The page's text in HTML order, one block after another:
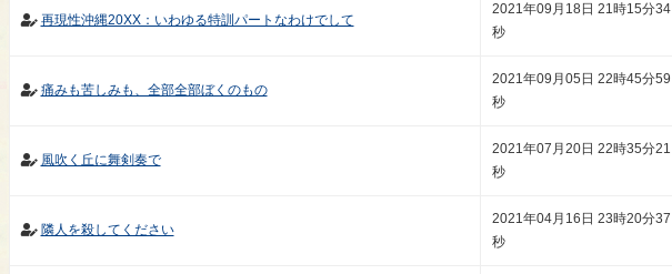
再現性沖縄20XX：いわゆる特訓パートなわけでして
2021年09月18日 21時15分34
秒
痛みも苦しみも、全部全部ぼくのもの
2021年09月05日 22時45分59
秒
風吹く丘に舞剣奏で
2021年07月20日 22時35分21
秒
隣人を殺してください
2021年04月16日 23時20分37
秒